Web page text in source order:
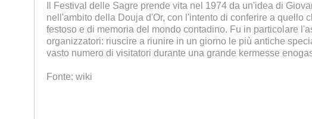
Il Festival delle Sagre prende vita nel 1974 da un'idea di
nell'ambito della Douja d'Or, con l'intento di conferire a quello
festoso e di memoria del mondo contadino. Fu in particolare
organizzatori: riuscire a riunire in un giorno le più antiche
vasto numero di visitatori durante una grande kermesse
Fonte: wiki